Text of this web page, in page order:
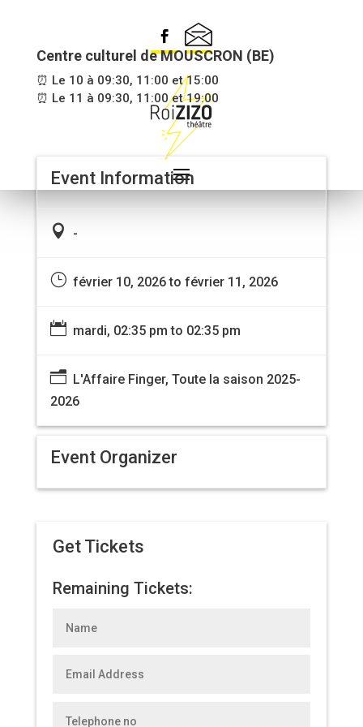
Centre culturel de MOUSCRON (BE)
⏰ Le 10 à 09:30, 11:00 et 15:00
⏰ Le 11 à 09:30, 11:00 et 19:00
Event Information
 -
}février 10, 2026 to février 11, 2026
 mardi, 02:35 pm to 02:35 pm
nL'Affaire Finger, Toute la saison 2025-
2026
Event Organizer
Get Tickets
Remaining Tickets: